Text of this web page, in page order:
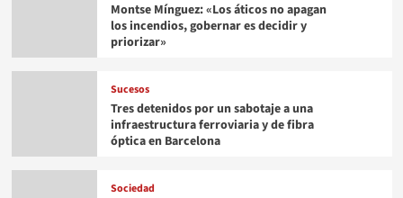
Montse Mínguez: «Los áticos no apagan
los incendios, gobernar es decidir y
priorizar»
Sucesos
Tres detenidos por un sabotaje a una
infraestructura ferroviaria y de fibra
óptica en Barcelona
Sociedad